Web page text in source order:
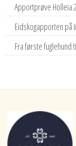
Apportprøve Holleia
Eidskogapporten på
Fra første